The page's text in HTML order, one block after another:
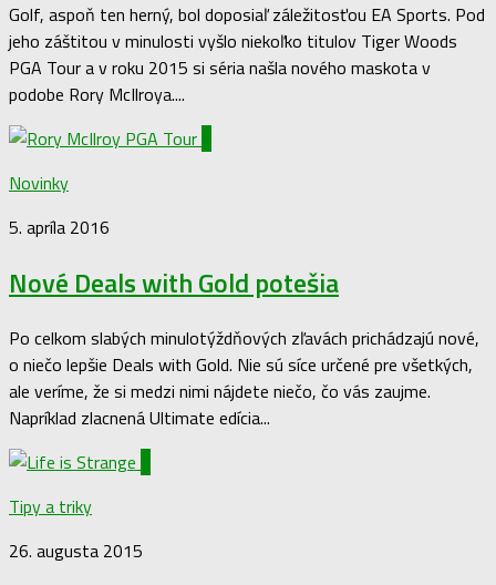
Golf, aspoň ten herný, bol doposiaľ záležitosťou EA Sports. Pod
jeho záštitou v minulosti vyšlo niekoľko titulov Tiger Woods
PGA Tour a v roku 2015 si séria našla nového maskota v
podobe Rory McIlroya....
Novinky
5. apríla 2016
Nové Deals with Gold potešia
Po celkom slabých minulotýždňových zľavách prichádzajú nové,
o niečo lepšie Deals with Gold. Nie sú síce určené pre všetkých,
ale veríme, že si medzi nimi nájdete niečo, čo vás zaujme.
Napríklad zlacnená Ultimate edícia...
Tipy a triky
26. augusta 2015